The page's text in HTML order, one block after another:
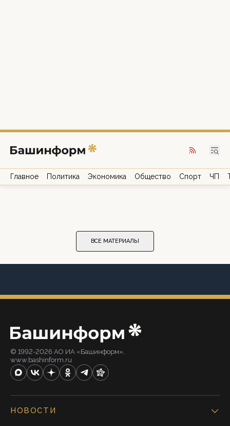
Главное Политика Экономика Общество Спорт ЧП
ВСЕ МАТЕРИАЛЫ
© 1992-2026 АО ИА «Башинформ».
www.bashinform.ru
НОВОСТИ